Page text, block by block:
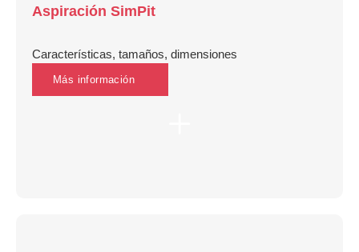
Aspiración SimPit
Características, tamaños, dimensiones
Más información